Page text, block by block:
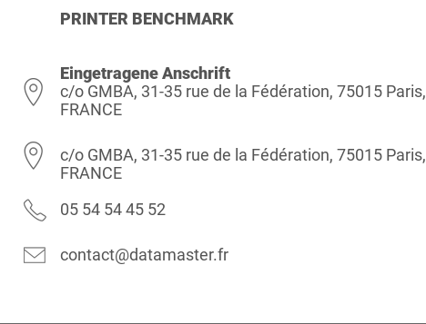
PRINTER BENCHMARK
Eingetragene Anschrift
c/o GMBA, 31-35 rue de la Fédération, 75015 Paris,
FRANCE
c/o GMBA, 31-35 rue de la Fédération, 75015 Paris,
FRANCE
05 54 54 45 52
contact@datamaster.fr